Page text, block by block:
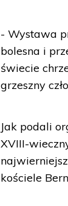
- Wystawa
bolesna i
świecie
grzeszny
Jak podali
XVIII-
kościele